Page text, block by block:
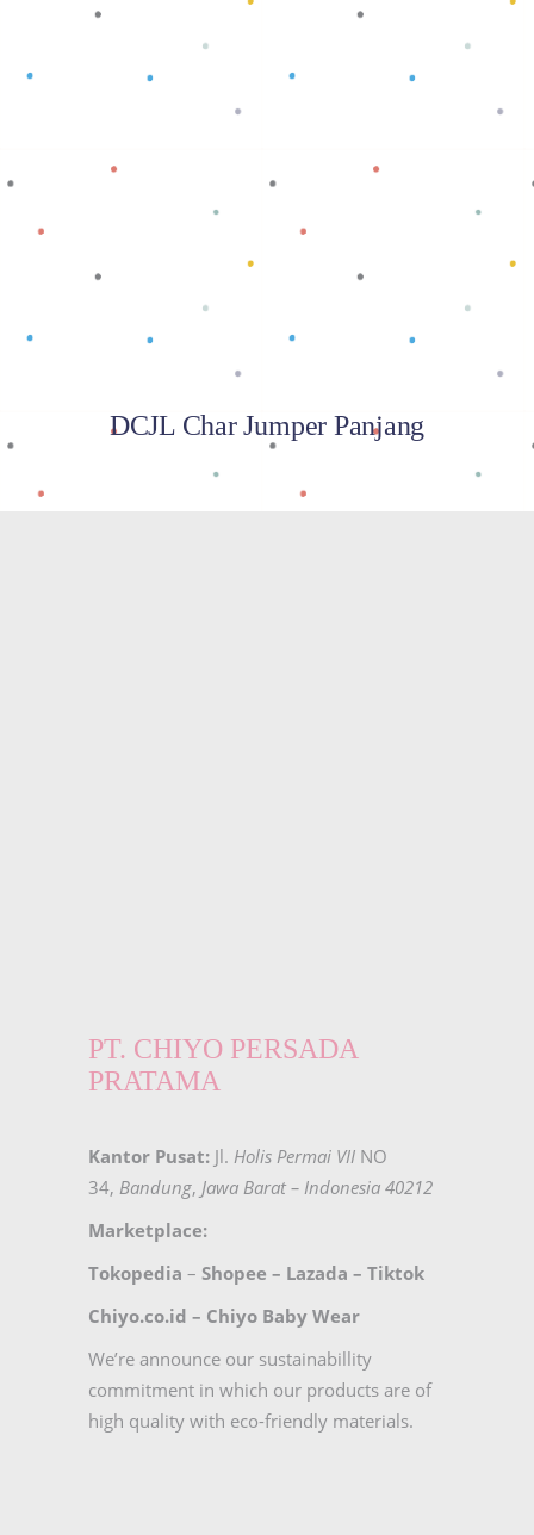
DCJL Char Jumper Panjang
PT. CHIYO PERSADA
PRATAMA
Kantor Pusat: Jl. Holis Permai VII NO
34, Bandung, Jawa Barat – Indonesia 40212
Marketplace:
Tokopedia – Shopee – Lazada – Tiktok
Chiyo.co.id – Chiyo Baby Wear
We’re announce our sustainabillity
commitment in which our products are of
high quality with eco-friendly materials.